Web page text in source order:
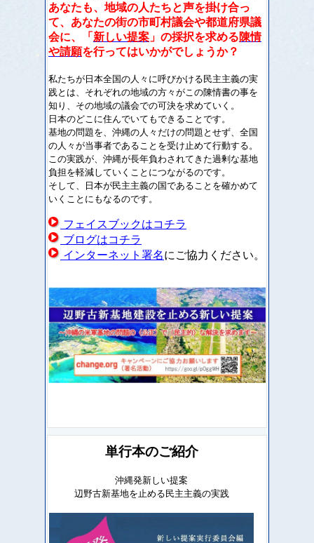
あなたも、地域の人たちと声を掛け合っ
て、あなたの街の市町村議会や都道府県議
会に、「 新しい提案 」の採択を求める陳情
や請願を行ってはいかがでしょうか？
私たちが日本全国の人々に呼びかける民主主義の実
践とは、それぞれの地域の方々がこの陳情書の事を
知り、その地域の議会での可決を求めていく。
日本のどこに住んでいてもできることです。
基地の問題を、沖縄の人々だけの問題とせず、全国
の人々が当事者であることを受け止めて行動する。
この実践が、沖縄が長年負わされてきた過剰な基地
負担を軽減していくことにつながるのです。
そして、日本が民主主義の国であることを確かめて
いくことにもなるのです。
フェイスブックはコチラ
ブログはコチラ
インターネット署名にご協力ください。
単行本のご紹介
沖縄発新しい提案
辺野古新基地を止める民主主義の実践